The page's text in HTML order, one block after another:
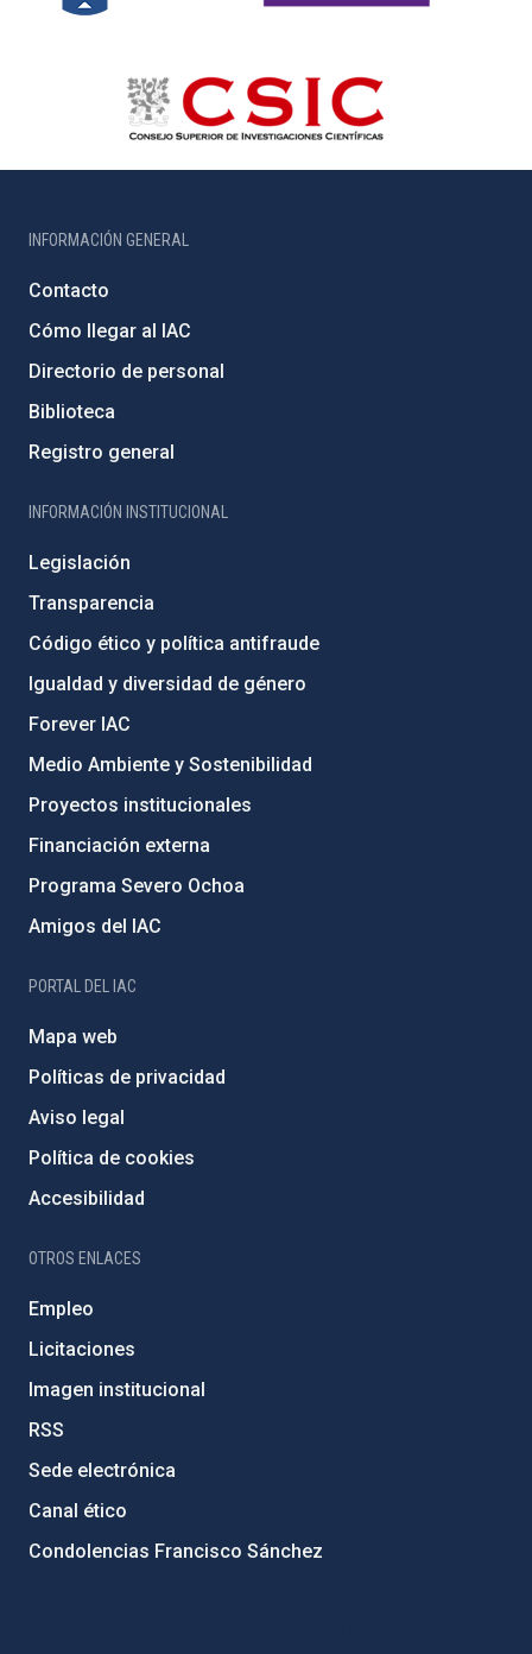
INFORMACIÓN GENERAL
Contacto
Cómo llegar al IAC
Directorio de personal
Biblioteca
Registro general
INFORMACIÓN INSTITUCIONAL
Legislación
Transparencia
Código ético y política antifraude
Igualdad y diversidad de género
Forever IAC
Medio Ambiente y Sostenibilidad
Proyectos institucionales
Financiación externa
Programa Severo Ochoa
Amigos del IAC
PORTAL DEL IAC
Mapa web
Políticas de privacidad
Aviso legal
Política de cookies
Accesibilidad
OTROS ENLACES
Empleo
Licitaciones
Imagen institucional
RSS
Sede electrónica
Canal ético
Condolencias Francisco Sánchez